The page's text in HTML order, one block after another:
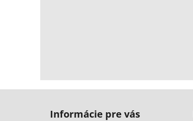
Informácie pre vás